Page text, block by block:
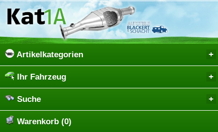
Artikelkategorien
Ihr Fahrzeug
Suche
Warenkorb (0)